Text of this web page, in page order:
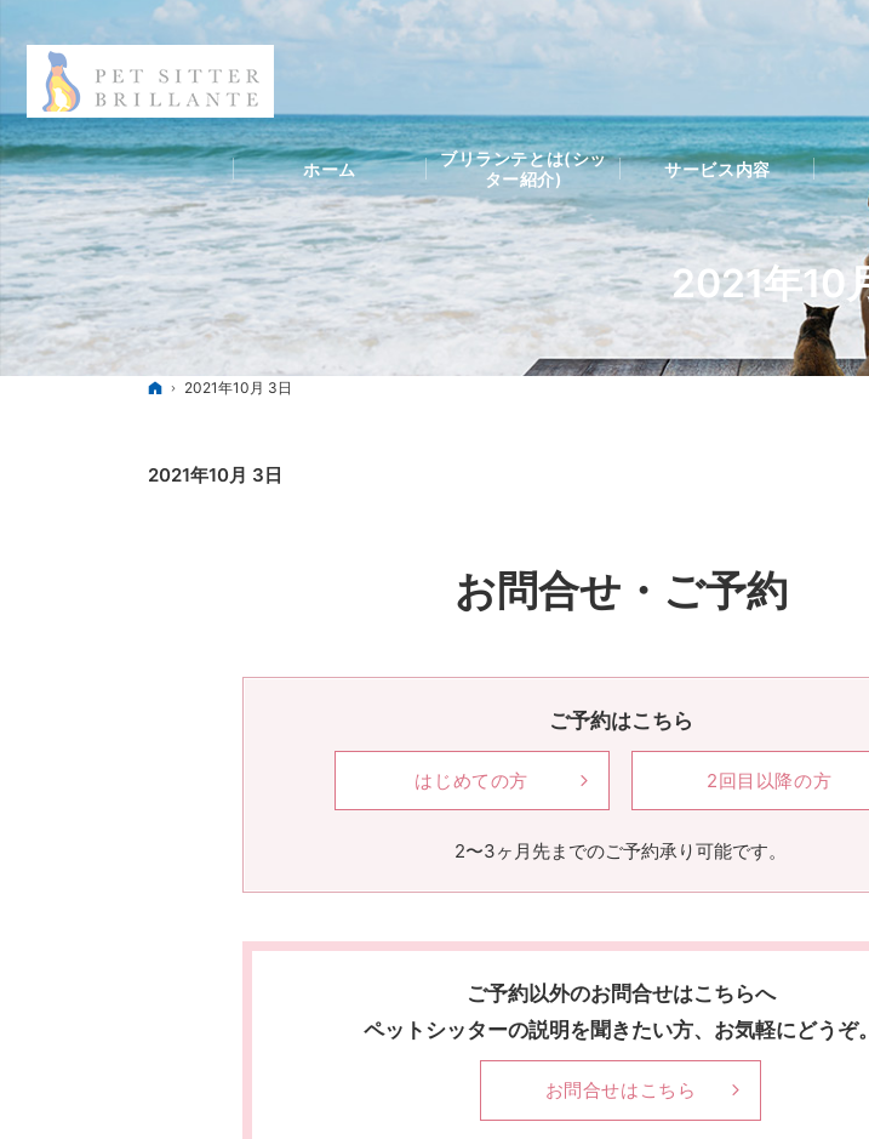
2021年10
ホーム
2021年10月 3日
2021年10月 3日
お問合せ・ご予約
ご予約はこちら
はじめての方 2回目以降の方
2〜3ヶ月先までのご予約承り可能です。
ご予約以外のお問合せはこちらへ
ペットシッターの説明を聞きたい方、お気軽にどうぞ。
お問合せはこちら
ホーム
ブリランテとは(シッ
ター紹介)
サービス内容